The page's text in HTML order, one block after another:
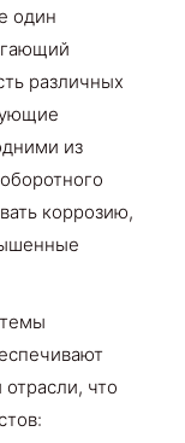
один
различных
из
коррозию,
что